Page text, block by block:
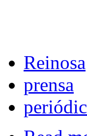
Reinosa
prensa